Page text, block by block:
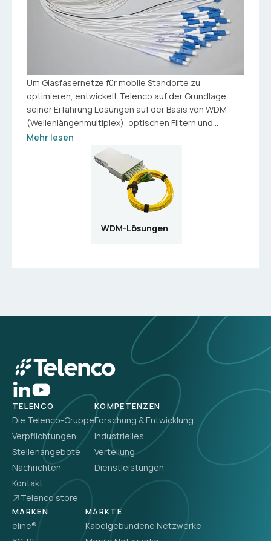
Um Glasfasernetze für mobile Standorte zu
optimieren, entwickelt Telenco auf der Grundlage
seiner Erfahrung Lösungen auf der Basis von WDM
(Wellenlängenmultiplex), optischen Filtern und...
Mehr lesen
WDM-Lösungen
TELENCO
Die Telenco-Gruppe
Verpflichtungen
Stellenangebote
Nachrichten
Kontakt
Telenco store
KOMPETENZEN
Forschung & Entwicklung
Industrielles
Verteilung
Dienstleistungen
MARKEN
eline®
MÄRKTE
Kabelgebundene Netzwerke